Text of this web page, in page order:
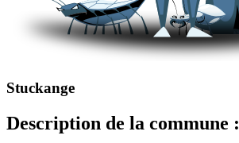
Stuckange
Description de la commune :